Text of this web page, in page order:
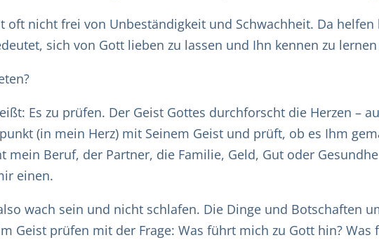
oft nicht frei von Unbeständigkeit und Schwachheit. Da
sich von Gott lieben zu lassen und Ihn kennen zu
Es zu prüfen. Der Geist Gottes durchforscht die Herzen –
(in mein Herz) mit Seinem Geist und prüft, ob es Ihm
mein Beruf, der Partner, die Familie, Geld, Gut oder
einen.
wach sein und nicht schlafen. Die Dinge und Botschaften
Geist prüfen mit der Frage: Was führt mich zu Gott hin?